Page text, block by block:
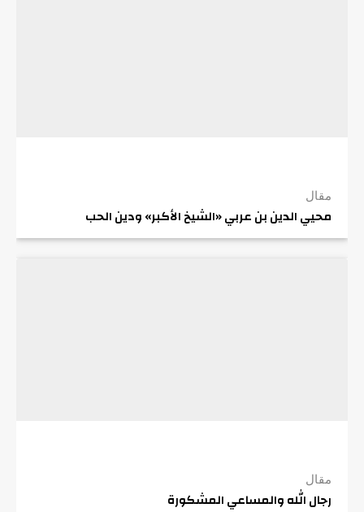
مقال
محيي الدين بن عربي «الشيخ الأكبر» ودين الحب
مقال
رجال الله والمساعي المشكورة